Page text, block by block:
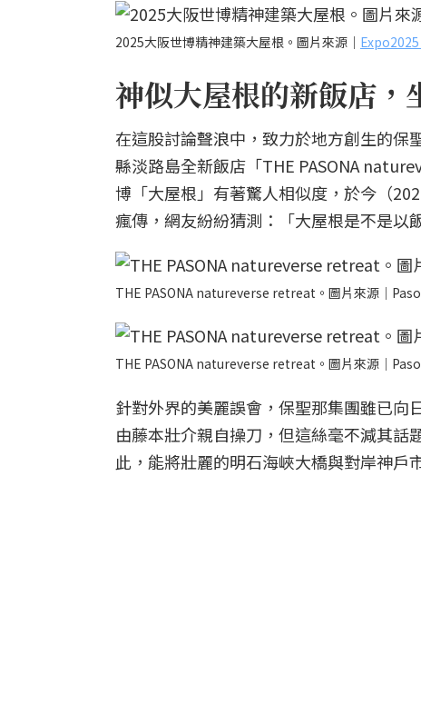
2025大阪世博精神建築大屋根。圖片來源｜
神似大屋根的新飯店，
在這股討論聲浪中，致力於地方創生的
縣淡路島全新飯店「THE PASONA
博「大屋根」有著驚人相似度，於今（
瘋傳，網友紛紛猜測：「大屋根是不是以
THE PASONA natureverse retreat。圖片來源｜
THE PASONA natureverse retreat。圖片來源｜
針對外界的美麗誤會，保聖那集團雖已向
由藤本壯介親自操刀，但這絲毫不減其
此，能將壯麗的明石海峽大橋與對岸神戶